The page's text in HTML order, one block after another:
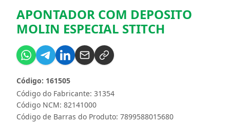
APONTADOR COM DEPOSITO
MOLIN ESPECIAL STITCH
Código do Fabricante: 31354
Código: 161505
Código NCM: 82141000
Código de Barras do Produto: 7899588015680